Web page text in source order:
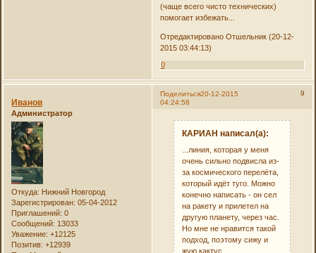
(чаще всего чисто технических)
помогает избежать...
Отредактировано Отшельник (20-12-
2015 03:44:13)
0
Поделиться 9
20-12-2015
04:24:58
Иванов
Администратор
Откуда: Нижний Новгород
Зарегистрирован: 05-04-2012
Приглашений: 0
Сообщений: 13033
Уважение: +12125
Позитив: +12939
КАРИАН написал(а):
...линия, которая у меня
очень сильно подвисла из-
за космического перелёта,
который идёт туго. Можно
конечно написать - он сел
на ракету и прилетел на
другую планету, через час.
Но мне не нравится такой
подход, поэтому сижу и
жую кактус...